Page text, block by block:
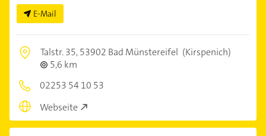
E-Mail
Talstr. 35,53902 Bad Münstereifel (Kirspenich)
5,6 km
02253 54 10 53
Webseite